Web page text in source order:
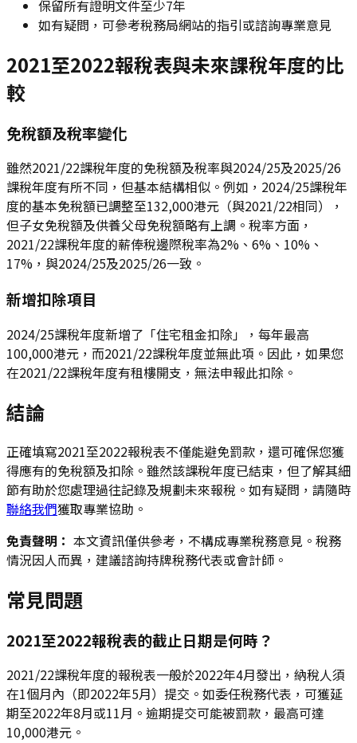
保留所有證明文件至少7年
如有疑問，可參考稅務局網站的指引或諮詢專業意見
2021至2022報稅表與未來課稅年度的比
較
免稅額及稅率變化
雖然2021/22課稅年度的免稅額及稅率與2024/25及2025/26
課稅年度有所不同，但基本結構相似。例如，2024/25課稅年
度的基本免稅額已調整至132,000港元（與2021/22相同），
但子女免稅額及供養父母免稅額略有上調。稅率方面，
2021/22課稅年度的薪俸稅邊際稅率為2%、6%、10%、
17%，與2024/25及2025/26一致。
新增扣除項目
2024/25課稅年度新增了「住宅租金扣除」，每年最高
100,000港元，而2021/22課稅年度並無此項。因此，如果您
在2021/22課稅年度有租樓開支，無法申報此扣除。
結論
正確填寫2021至2022報稅表不僅能避免罰款，還可確保您獲
得應有的免稅額及扣除。雖然該課稅年度已結束，但了解其細
節有助於您處理過往記錄及規劃未來報稅。如有疑問，請隨時
聯絡我們獲取專業協助。
免責聲明： 本文資訊僅供參考，不構成專業稅務意見。稅務
情況因人而異，建議諮詢持牌稅務代表或會計師。
常見問題
2021至2022報稅表的截止日期是何時？
2021/22課稅年度的報稅表一般於2022年4月發出，納稅人須
在1個月內（即2022年5月）提交。如委任稅務代表，可獲延
期至2022年8月或11月。逾期提交可能被罰款，最高可達
10,000港元。